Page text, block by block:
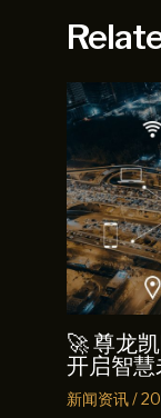
🚀 尊龙
开启智慧
新闻资讯/